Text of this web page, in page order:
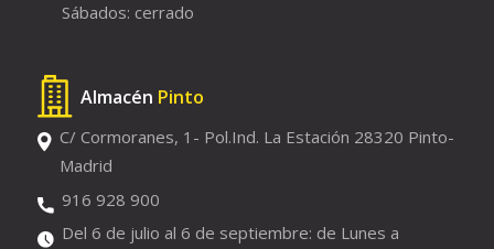
Sábados: cerrado
Almacén Pinto
C/ Cormoranes, 1- Pol.Ind. La Estación 28320 Pinto-
Madrid
916 928 900
Del 6 de julio al 6 de septiembre: de Lunes a